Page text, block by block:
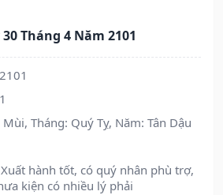
Tháng 4 Năm 2101
Tháng: Quý Tỵ, Năm: Tân Dậu
Xuất hành tốt, có quý nhân phù trợ,
kiện có nhiều lý phải